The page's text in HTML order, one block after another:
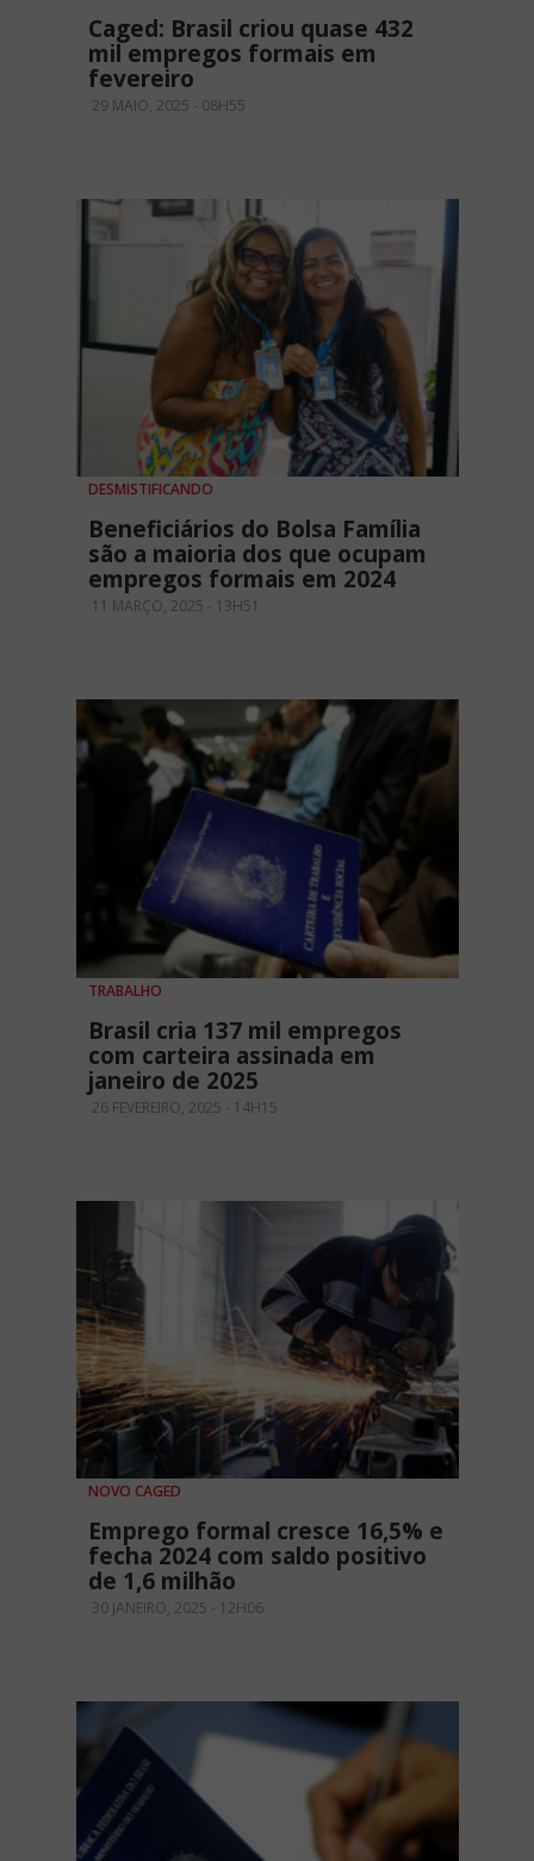
Caged: Brasil criou quase 432
mil empregos formais em
fevereiro
29 MAIO, 2025 - 08H55
DESMISTIFICANDO
Beneficiários do Bolsa Família
são a maioria dos que ocupam
empregos formais em 2024
11 MARÇO, 2025 - 13H51
TRABALHO
Brasil cria 137 mil empregos
com carteira assinada em
janeiro de 2025
26 FEVEREIRO, 2025 - 14H15
NOVO CAGED
Emprego formal cresce 16,5% e
fecha 2024 com saldo positivo
de 1,6 milhão
30 JANEIRO, 2025 - 12H06